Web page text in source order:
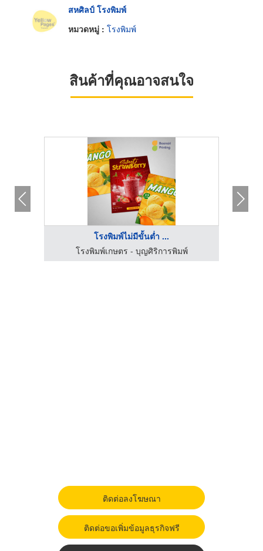
สหศิลป์ โรงพิมพ์
หมวดหมู่ : โรงพิมพ์
สินค้าที่คุณอาจสนใจ
โรงพิมพ์ไม่มีขั้นต่ำ ...
โรงพิมพ์เกษตร - บุญศิริการพิมพ์
ติดต่อลงโฆษณา
ติดต่อขอเพิ่มข้อมูลธุรกิจฟรี